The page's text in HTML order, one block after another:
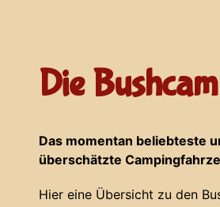
Die
Das momentan beliebteste
überschätzte
Hier eine Übersicht zu den